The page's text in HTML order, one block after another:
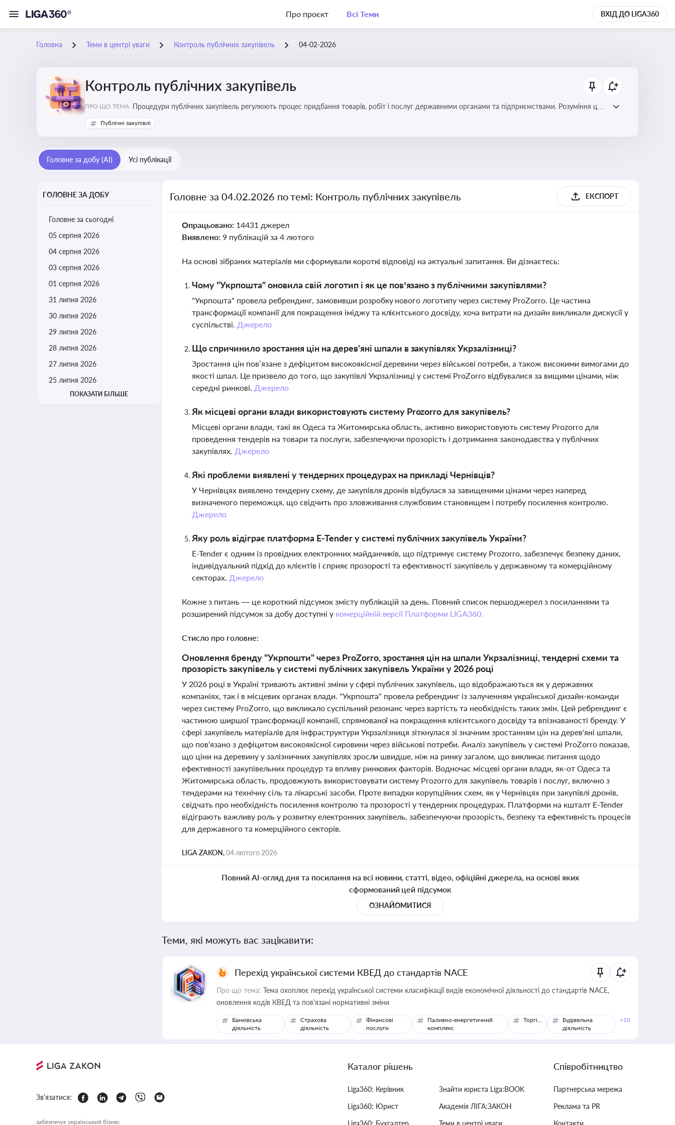
Про проєкт Всі Теми ВХІД ДО LIGA360
Головна Теми в центрі уваги Контроль публічних закупівель 04-02-2026
Контроль публічних закупівель
ПРО ЩО ТЕМА: Процедури публічних закупівель регулюють процес придбання товарів, робіт і послуг державними органами та підприємствами. Розуміння цих
процедур дозволяє бізнесу брати участь у тендерах, а юристам і бухгалтерам — забезпечити відповідність законодавству
Публічні закупівлі
Головне за добу (AI) Усі публікації
ГОЛОВНЕ ЗА ДОБУ
Головне за сьогодні
05 серпня 2026
04 серпня 2026
03 серпня 2026
01 серпня 2026
31 липня 2026
30 липня 2026
29 липня 2026
28 липня 2026
27 липня 2026
25 липня 2026
ПОКАЗАТИ БІЛЬШЕ
Головне за 04.02.2026 по темі: Контроль публічних закупівель ЕКСПОРТ
Опрацьовано: 14431 джерел
Виявлено: 9 публікацій за 4 лютого
На основі зібраних матеріалів ми сформували короткі відповіді на актуальні запитання. Ви дізнаєтесь:
Чому "Укрпошта" оновила свій логотип і як це пов’язано з публічними закупівлями?
"Укрпошта" провела ребрендинг, замовивши розробку нового логотипу через систему ProZorro. Це частина
трансформації компанії для покращення іміджу та клієнтського досвіду, хоча витрати на дизайн викликали дискусії у
суспільстві. Джерело
Що спричинило зростання цін на дерев'яні шпали в закупівлях Укрзалізниці?
Зростання цін пов’язане з дефіцитом високоякісної деревини через військові потреби, а також високими вимогами до
якості шпал. Це призвело до того, що закупівлі Укрзалізниці у системі ProZorro відбувалися за вищими цінами, ніж
середні ринкові. Джерело
Як місцеві органи влади використовують систему Prozorro для закупівель?
Місцеві органи влади, такі як Одеса та Житомирська область, активно використовують систему Prozorro для
проведення тендерів на товари та послуги, забезпечуючи прозорість і дотримання законодавства у публічних
закупівлях. Джерело
Які проблеми виявлені у тендерних процедурах на прикладі Чернівців?
У Чернівцях виявлено тендерну схему, де закупівля дронів відбулася за завищеними цінами через наперед
визначеного переможця, що свідчить про зловживання службовим становищем і потребу посилення контролю.
Джерело
Яку роль відіграє платформа E-Tender у системі публічних закупівель України?
E-Tender є одним із провідних електронних майданчиків, що підтримує систему Prozorro, забезпечує безпеку даних,
індивідуальний підхід до клієнтів і сприяє прозорості та ефективності закупівель у державному та комерційному
секторах. Джерело
Кожне з питань — це короткий підсумок змісту публікацій за день. Повний список першоджерел з посиланнями та
розширений підсумок за добу доступні у комерційній версії Платформи LIGA360.
Стисло про головне:
Оновлення бренду "Укрпошти" через ProZorro, зростання цін на шпали Укрзалізниці, тендерні схеми та
прозорість закупівель у системі публічних закупівель України у 2026 році
У 2026 році в Україні тривають активні зміни у сфері публічних закупівель, що відображаються як у державних
компаніях, так і в місцевих органах влади. "Укрпошта" провела ребрендинг із залученням української дизайн-команди
через систему ProZorro, що викликало суспільний резонанс через вартість та необхідність таких змін. Цей ребрендинг є
частиною ширшої трансформації компанії, спрямованої на покращення клієнтського досвіду та впізнаваності бренду. У
сфері закупівель матеріалів для інфраструктури Укрзалізниця зіткнулася зі значним зростанням цін на дерев'яні шпали,
що пов'язано з дефіцитом високоякісної сировини через військові потреби. Аналіз закупівель у системі ProZorro показав,
що ціни на деревину у залізничних закупівлях зросли швидше, ніж на ринку загалом, що викликає питання щодо
ефективності закупівельних процедур та впливу ринкових факторів. Водночас місцеві органи влади, як-от Одеса та
Житомирська область, продовжують використовувати систему Prozorro для закупівель товарів і послуг, включно з
тендерами на технічну сіль та лікарські засоби. Проте випадки корупційних схем, як у Чернівцях при закупівлі дронів,
свідчать про необхідність посилення контролю та прозорості у тендерних процедурах. Платформи на кшталт E-Tender
відіграють важливу роль у розвитку електронних закупівель, забезпечуючи прозорість, безпеку та ефективність процесів
для державного та комерційного секторів.
LIGA ZAKON,04 лютого 2026
Повний AI-огляд дня та посилання на всі новини, статті, відео, офіційні джерела, на основі яких
сформований цей підсумок
ОЗНАЙОМИТИСЯ
Теми, які можуть вас зацікавити:
Перехід української системи КВЕД до стандартів NACE
Про що тема: Тема охоплює перехід української системи класифікації видів економічної діяльності до стандартів NACE,
оновлення кодів КВЕД та пов'язані нормативні зміни
Банківська
діяльність
Страхова
діяльність
Фінансові
послуги
Паливно-енергетичний
комплекс
Торгівля
Будівельна
діяльність
+10
Зв'язатися:
забезпечує український бізнес
Каталог рішень
Liga360: Керівник
Liga360: Юрист
Liga360: Бухгалтер
Знайти юриста Liga:BOOK
Академія ЛІГА:ЗАКОН
Теми в центрі уваги
Співробітництво
Партнерська мережа
Реклама та PR
Контакти